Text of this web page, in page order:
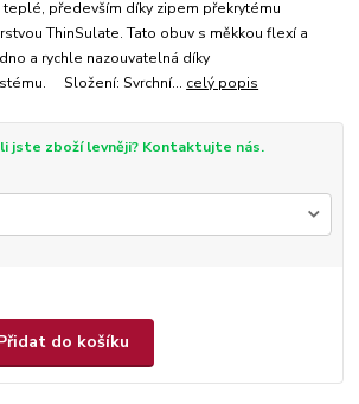
především díky zipem překrytému
ThinSulate. Tato obuv s měkkou flexí a
a rychle nazouvatelná díky
Složení: Svrchní... celý popis
jste zboží levněji? Kontaktujte nás.
do košíku